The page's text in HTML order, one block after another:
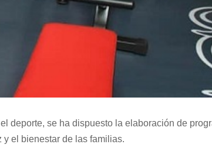
deporte, se ha dispuesto la elaboración de
el bienestar de las familias.